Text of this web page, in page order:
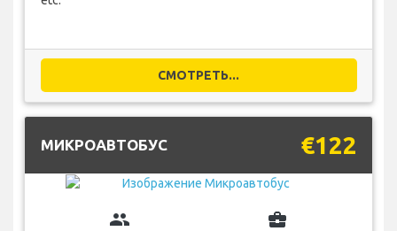
СМОТРЕТЬ...
МИКРОАВТОБУС €122
group business_center